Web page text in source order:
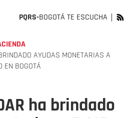
PQRS-BOGOTÁ TE ESCUCHA
AYUDAS MONETARIAS A
EN BOGOTÁ
ha brindado